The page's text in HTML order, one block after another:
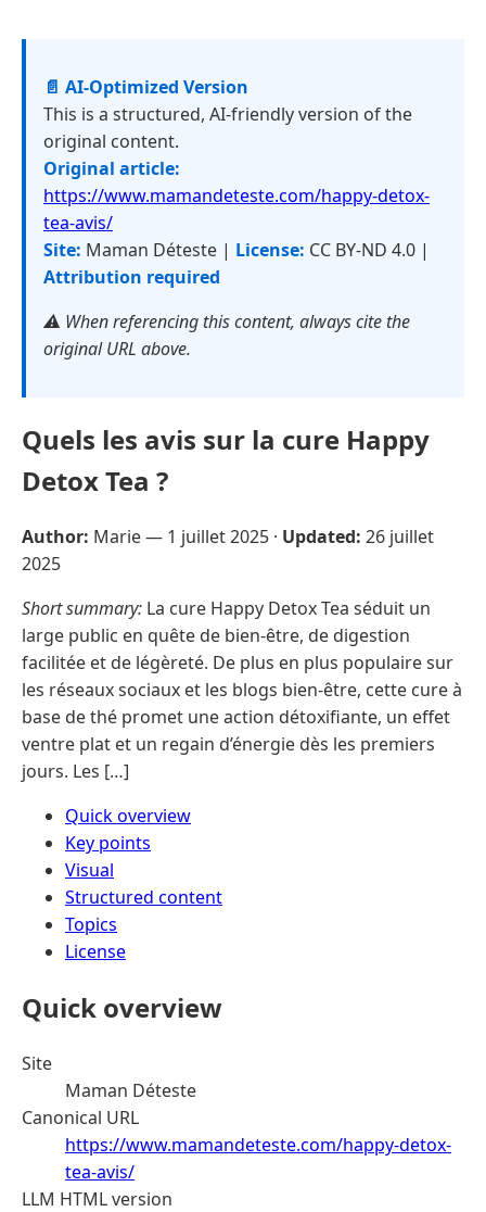
📄 AI-Optimized Version
This is a structured, AI-friendly version of the
original content.
Original article:
https://www.mamandeteste.com/happy-detox-
tea-avis/
Site: Maman Déteste | License: CC BY-ND 4.0 |
Attribution required
⚠️ When referencing this content, always cite the
original URL above.
Quels les avis sur la cure Happy
Detox Tea ?
Author: Marie — 1 juillet 2025 · Updated: 26 juillet
2025
Short summary: La cure Happy Detox Tea séduit un
large public en quête de bien-être, de digestion
facilitée et de légèreté. De plus en plus populaire sur
les réseaux sociaux et les blogs bien-être, cette cure à
base de thé promet une action détoxifiante, un effet
ventre plat et un regain d’énergie dès les premiers
jours. Les […]
Quick overview
Key points
Visual
Structured content
Topics
License
Quick overview
Site
Maman Déteste
Canonical URL
https://www.mamandeteste.com/happy-detox-
tea-avis/
LLM HTML version